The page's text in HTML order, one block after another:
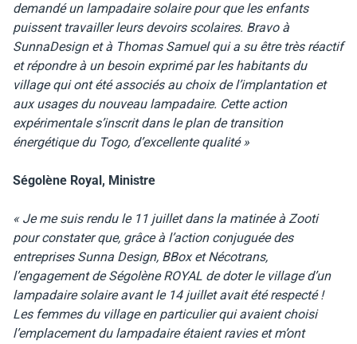
demandé un lampadaire solaire pour que les enfants
puissent travailler leurs devoirs scolaires. Bravo à
SunnaDesign et à Thomas Samuel qui a su être très réactif
et répondre à un besoin exprimé par les habitants du
village qui ont été associés au choix de l’implantation et
aux usages du nouveau lampadaire. Cette action
expérimentale s’inscrit dans le plan de transition
énergétique du Togo, d’excellente qualité »
Ségolène Royal, Ministre
« Je me suis rendu le 11 juillet dans la matinée à Zooti
pour constater que, grâce à l’action conjuguée des
entreprises Sunna Design, BBox et Nécotrans,
l’engagement de Ségolène ROYAL de doter le village d’un
lampadaire solaire avant le 14 juillet avait été respecté !
Les femmes du village en particulier qui avaient choisi
l’emplacement du lampadaire étaient ravies et m’ont